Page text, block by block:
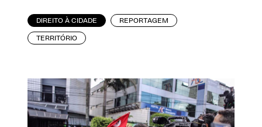
DIREITO À CIDADE REPORTAGEM
TERRITÓRIO